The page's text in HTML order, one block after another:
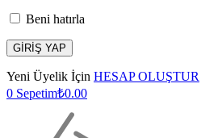
Beni hatırla
Yeni Üyelik İçin HESAP OLUŞTUR
0 Sepetim₺0.00